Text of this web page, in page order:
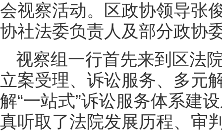
会视察活动。区政协领导张
协社法委负责人及部分政协
视察组一行首先来到区法
立案受理、诉讼服务、多元
解“一站式”诉讼服务体系建
真听取了法院发展历程、审